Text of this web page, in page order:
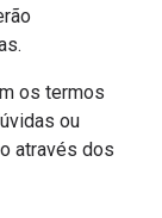
os termos
ou
através dos